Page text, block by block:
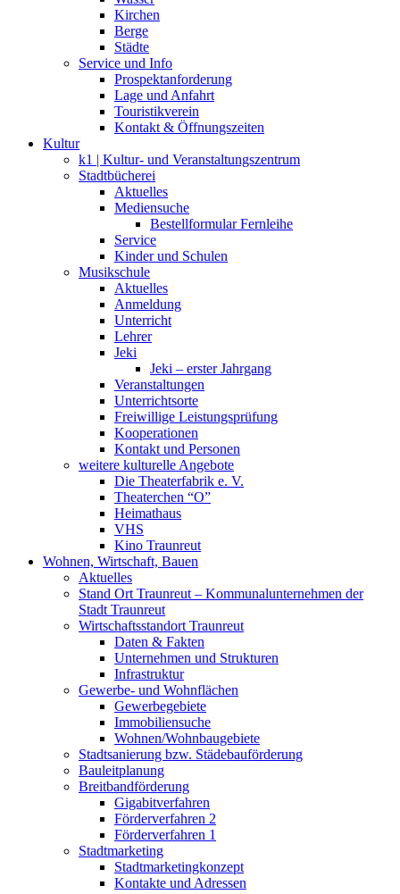
Kirchen
Berge
Städte
Service und Info
Prospektanforderung
Lage und Anfahrt
Touristikverein
Kontakt & Öffnungszeiten
Kultur
k1 | Kultur- und Veranstaltungszentrum
Stadtbücherei
Aktuelles
Mediensuche
Bestellformular Fernleihe
Service
Kinder und Schulen
Musikschule
Aktuelles
Anmeldung
Unterricht
Lehrer
Jeki
Jeki – erster Jahrgang
Veranstaltungen
Unterrichtsorte
Freiwillige Leistungsprüfung
Kooperationen
Kontakt und Personen
weitere kulturelle Angebote
Die Theaterfabrik e. V.
Theaterchen “O”
Heimathaus
VHS
Kino Traunreut
Wohnen, Wirtschaft, Bauen
Aktuelles
Stand Ort Traunreut – Kommunalunternehmen der
Stadt Traunreut
Wirtschaftsstandort Traunreut
Daten & Fakten
Unternehmen und Strukturen
Infrastruktur
Gewerbe- und Wohnflächen
Gewerbegebiete
Immobiliensuche
Wohnen/Wohnbaugebiete
Stadtsanierung bzw. Städebauförderung
Bauleitplanung
Breitbandförderung
Gigabitverfahren
Förderverfahren 2
Förderverfahren 1
Stadtmarketing
Stadtmarketingkonzept
Kontakte und Adressen